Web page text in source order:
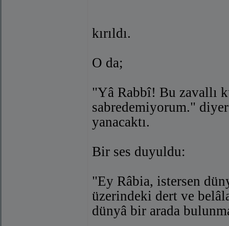
kırıldı.
O da;
"Yâ Rabbî! Bu zavallı
sabredemiyorum."
yanacaktı.
Bir ses duyuldu:
"Ey Râbia, istersen
üzerindeki dert ve
dünyâ bir arada